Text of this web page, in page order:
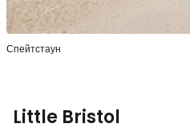
Спейтстаун
Little Bristol